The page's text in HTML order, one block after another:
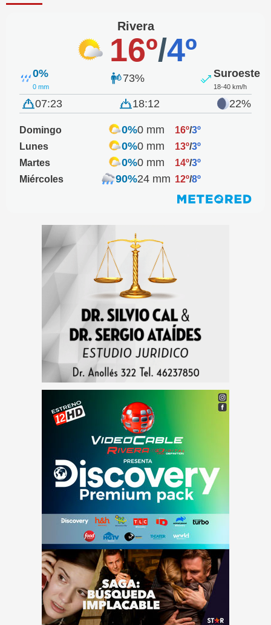
Rivera
16º/4º
0%
0 mm
73% Suroeste
18-40 km/h
07:23 18:12 22%
Domingo 0%0 mm 16º/3º
Lunes
0%0 mm 13º/3º
Martes
0%0 mm 14º/3º
Miércoles
90%24 mm 12º/8º